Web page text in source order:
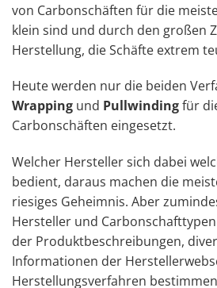
von Carbonschäften für die
klein sind und durch den großen
Herstellung, die Schäfte extrem
Heute werden nur die beiden
Wrapping und Pullwindingfür
Carbonschäften eingesetzt.
Welcher Hersteller sich dabei
bedient, daraus machen die
riesiges Geheimnis. Aber
Hersteller und
der Produktbeschreibungen,
Informationen der
Herstellungsverfahren